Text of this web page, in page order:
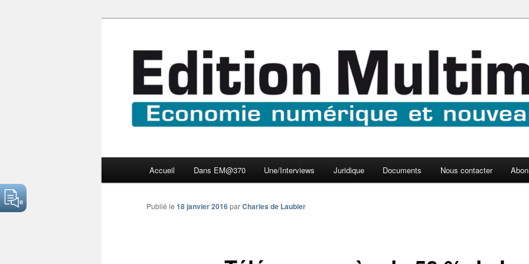
Edition Multimédi@
Accueil Dans EM@370 Une/Interviews Juridique Documents Nous contacter
Publié le 18 janvier 2016parCharles de Laubier